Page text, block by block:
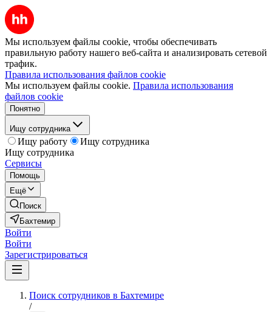
Мы используем файлы cookie, чтобы обеспечивать
правильную работу нашего веб-сайта и анализировать сетевой
трафик.
Правила использования файлов cookie
Мы используем файлы cookie. Правила использования
файлов cookie
Понятно
Ищу сотрудника
Ищу работу
Ищу сотрудника
Ищу сотрудника
Сервисы
Помощь
Ещё
Поиск
Бахтемир
Войти
Войти
Зарегистрироваться
Поиск сотрудников в Бахтемире
/